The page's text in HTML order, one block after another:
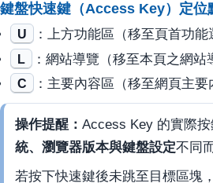
鍵盤快速鍵（Access Key）定位
U ：上方功能區（移至頁首功能
L ：網站導覽（移至本頁之網站
C ：主要內容區（移至網頁主要
操作提醒： Access Key 的實際按
統、瀏覽器版本與鍵盤設定不同
若按下快速鍵後未跳至目標區塊